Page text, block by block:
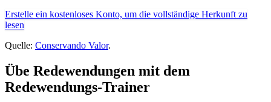
Erstelle ein kostenloses Konto, um die vollständige Herkunft zu
lesen
Quelle: Conservando Valor.
Übe Redewendungen mit dem
Redewendungs-Trainer